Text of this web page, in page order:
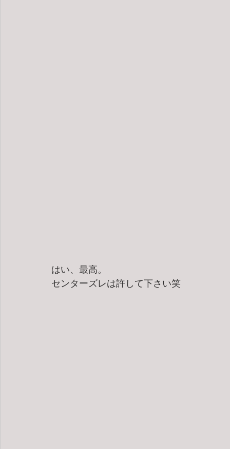
はい、最高。
センターズレは許して下さい笑